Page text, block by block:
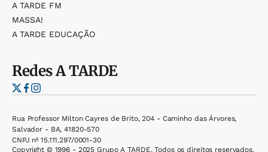
A TARDE FM
MASSA!
A TARDE EDUCAÇÃO
RedesA TARDE
Rua Professor Milton Cayres de Brito, 204 - Caminho das Árvores,
Salvador - BA, 41820-570
CNPJ nº 15.111.297/0001-30
Copyright © 1996 - 2025 Grupo A TARDE. Todos os direitos reservados.